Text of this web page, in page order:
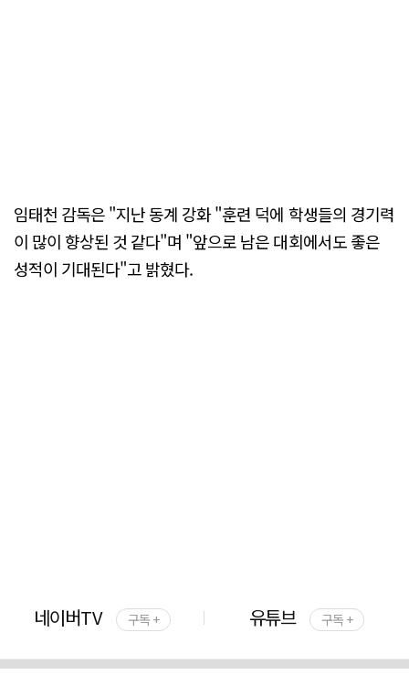
임태천 감독은 "지난 동계 강화 "훈련 덕에 학생들의 경기력
이 많이 향상된 것 같다"며 "앞으로 남은 대회에서도 좋은
성적이 기대된다"고 밝혔다.
네이버TV 구독 + 유튜브 구독 +